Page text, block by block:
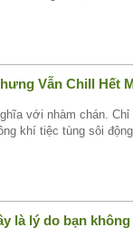
Vẫn Chill Hết
với nhàm chán.
khí tiệc tùng sôi
là lý do bạn không